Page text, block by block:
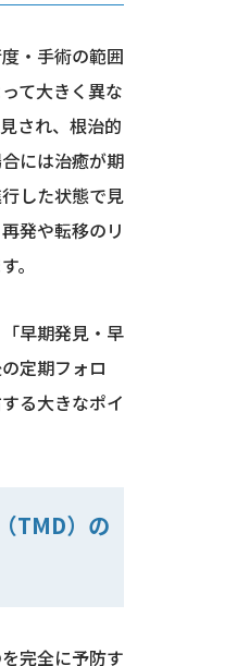
・手術の範囲
て大きく異な
され、根治的
には治癒が期
した状態で見
発や転移のリ
。
早期発見・早
定期フォロ
る大きなポイ
TMD）の
完全に予防す